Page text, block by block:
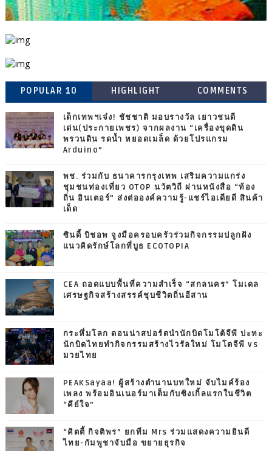
POPULAR 10 HIGHLIGHT COMMENTS
เด็กเทพฯเจ๋ง! ชัชชาติ มอบรางวัล เยาวชนดี
เด่น(ประกายเพชร) จากผลงาน “เครื่องขุดดิน
พรวนดิน รดน้ำ หยอดเมล็ด ด้วยโปรแกรม
Arduino”
พช. ร่วมกับ ธนาคารกรุงเทพ เสริมความแกร่ง
ชุมชนท่องเที่ยว OTOP นวัตวิถี ผ่านหนังสือ “ท้อง
ถิ่น อินเตอร์” ส่งต่อองค์ความรู้-แชร์ไอเดียดี สินค้า
เด็ด
ซินดี้ บิชอพ จูงมือครอบครัวร่วมกิจกรรมปลูกฝัง
แนวคิดรักษ์โลกที่บูธ ECOTOPIA
CEA ถอดแบบพื้นที่ความสำเร็จ “สกลนคร” โมเดล
เศรษฐกิจสร้างสรรค์ชุบชีวิตถิ่นอีสาน
กระหึ่มโลก ดอนน่าสปอร์ตนำนักบิดโมโต้จีพี ปะทะ
นักบิดไทยทำกิจกรรมสร้างไวรัลใหม่ โมโตจีพี vs
มวยไทย
PEAKSayaa! ผู้สร้างตำนานบทใหม่ จับไมค์ร้อง
เพลง พร้อมอินเนอร์มาเต็มกับซิงเกิ้ลแรกในชีวิต
“คีย์ใจ”
“คิตตี้ กิจติพร” ยกทีม Mrs ร่วมแสดงความยินดี
ไทย-กัมพูชาจับมือ ขยายธุรกิจ